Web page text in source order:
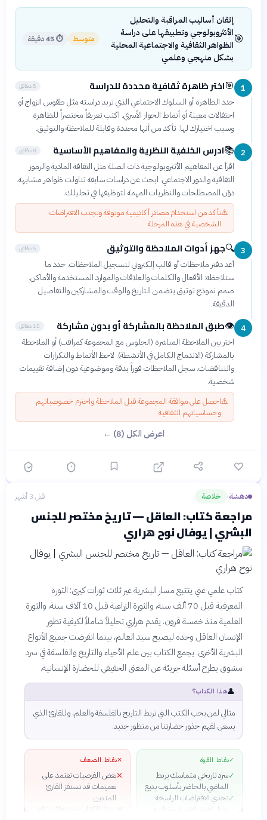
🎯
إتقان أساليب المراقبة والتحليل
الأنثروبولوجي وتطبيقها على دراسة
الظواهر الثقافية والاجتماعية المحلية
بشكل منهجي وعلمي
متوسط ⏱45 دقيقة
1
🎯اختر ظاهرة ثقافية محددة للدراسة 5 دقائق
حدد الظاهرة أو السلوك الاجتماعي الذي تريد دراسته مثل طقوس الزواج أو
احتفالات معينة أو أنماط الحوار الأسري. اكتب تعريفاً مختصراً للظاهرة
وسبب اختيارك لها. تأكد من أنها محددة وقابلة للملاحظة والتوثيق.
2
📚ادرس الخلفية النظرية والمفاهيم الأساسية 8 دقائق
اقرأ عن المفاهيم الأنثروبولوجية ذات الصلة مثل الثقافة المادية والرموز
الثقافية والدور الاجتماعي. ابحث عن دراسات سابقة تناولت ظواهر مشابهة.
دوّن المصطلحات والنظريات المهمة لتوظيفها في تحليلك.
⚠️تأكد من استخدام مصادر أكاديمية موثوقة وتجنب الافتراضات
الشخصية في هذه المرحلة
3
🔍جهز أدوات الملاحظة والتوثيق 5 دقائق
أعد دفتر ملاحظات أو قالب إلكتروني لتسجيل الملاحظات. حدد ما
ستلاحظه: الأفعال والكلمات والعلاقات والموارد المستخدمة والأماكن.
صمم نموذج توثيق يتضمن التاريخ والوقت والمشاركين والتفاصيل
الدقيقة.
4
👁️طبق الملاحظة بالمشاركة أو بدون مشاركة 10 دقائق
اختر بين الملاحظة المباشرة (الجلوس مع المجموعة كمراقب) أو الملاحظة
بالمشاركة (الاندماج الكامل في الأنشطة). لاحظ الأنماط والتكرارات
والتناقضات. سجل الملاحظات فوراً بدقة وموضوعية دون إضافة تقييمات
شخصية.
⚠️احصل على موافقة المجموعة قبل الملاحظة واحترم خصوصياتهم
وحساسياتهم الثقافية
اعرض الكل (8) ←
دهشة› خلاصة قبل 3 أشهر
مراجعة كتاب: العاقل — تاريخ مختصر للجنس
البشري | يوفال نوح هراري
كتاب علمي غني يتتبع مسار البشرية عبر ثلاث ثورات كبرى: الثورة
المعرفية قبل 70 ألف سنة، والثورة الزراعية قبل 10 آلاف سنة، والثورة
العلمية منذ خمسة قرون. يقدم هراري تحليلاً شاملاً لكيفية تطور
الإنسان العاقل وحده ليصبح سيد العالم، بينما انقرضت جميع الأنواع
البشرية الأخرى. يجمع الكتاب بين علم الأحياء والتاريخ والفلسفة في سرد
مشوق يطرح أسئلة جريئة عن المعنى الحقيقي للحضارة الإنسانية.
👤هذا الكتاب؟
مثالي لمن يحب الكتب التي تربط التاريخ بالفلسفة والعلم، وللقارئ الذي
يسعى لفهم جذور حضارتنا من منظور جديد.
✓نقاط القوة
✓سرد تاريخي متماسك يربط
الماضي بالحاضر بأسلوب بديع
✓تحدي الافتراضات الراسخة
حول تفوق الإنسان وتطوره
✕نقاط الضعف
✕بعض الفرضيات تعتمد على
تعميمات قد تستفز القارئ
المتدين
✕
يميل الكتاب نحو تفاؤل ناقد